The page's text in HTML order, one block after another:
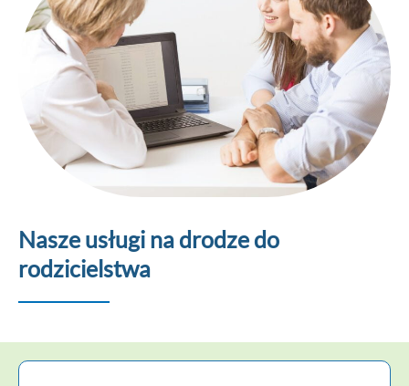
Nasze usługi na drodze do
rodzicielstwa